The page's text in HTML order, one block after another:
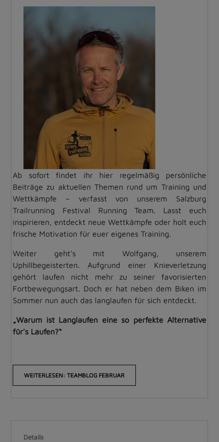
Ab sofort findet ihr hier regelmäßig persönliche
Beiträge zu aktuellen Themen rund um Training und
Wettkämpfe – verfasst von unserem Salzburg
Trailrunning Festival Running Team. Lasst euch
inspirieren, entdeckt neue Wettkämpfe oder holt euch
frische Motivation für euer eigenes Training.
Weiter geht's mit Wolfgang, unserem
Uphillbegeisterten. Aufgrund einer Knieverletzung
gehört laufen nicht mehr zu seiner favorisierten
Fortbewegungsart. Doch er hat neben dem Biken im
Sommer nun auch das langlaufen für sich entdeckt.
„Warum ist Langlaufen eine so perfekte Alternative
für's Laufen?“
WEITERLESEN: TEAMBLOG FEBRUAR
Details